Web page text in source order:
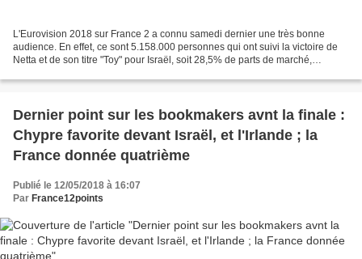
L'Eurovision 2018 sur France 2 a connu samedi dernier une très bonne
audience. En effet, ce sont 5.158.000 personnes qui ont suivi la victoire de
Netta et de son titre "Toy" pour Israël, soit 28,5% de parts de marché,
Dernier point sur les bookmakers avnt la finale :
Chypre favorite devant Israël, et l'Irlande ; la
France donnée quatrième
Publié le 12/05/2018 à 16:07
Par France12points